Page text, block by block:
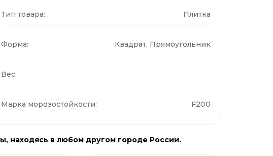
Тип товара: Плитка
Форма: Квадрат, Прямоугольник
Вес:
Марка морозостойкости: F200
находясь в любом другом городе России.